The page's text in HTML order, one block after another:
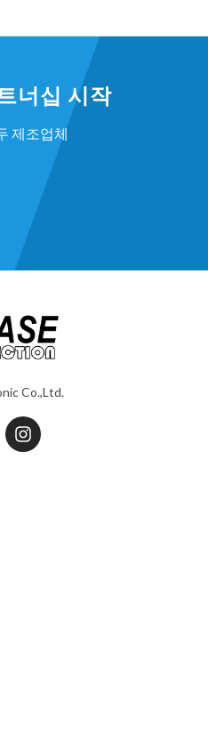
너십 시작
제조업체
Co.,Ltd.
I
n